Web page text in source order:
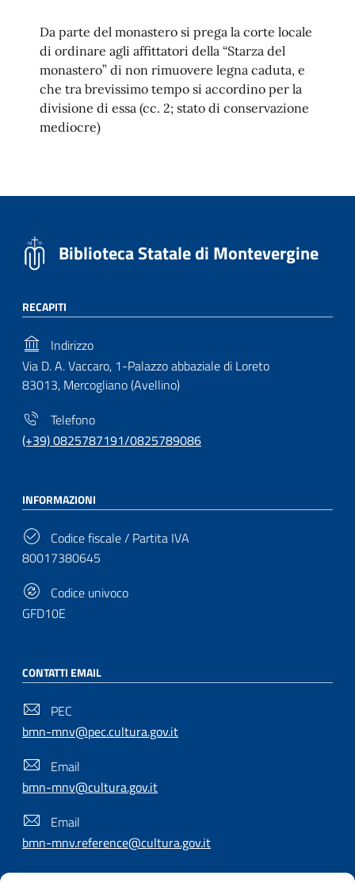
Da parte del monastero si prega la corte locale
di ordinare agli affittatori della “Starza del
monastero” di non rimuovere legna caduta, e
che tra brevissimo tempo si accordino per la
divisione di essa (cc. 2; stato di conservazione
mediocre)
Biblioteca Statale di Montevergine
RECAPITI
Indirizzo
Via D. A. Vaccaro, 1-Palazzo abbaziale di Loreto
83013, Mercogliano (Avellino)
Telefono
(+39) 0825787191/0825789086
INFORMAZIONI
Codice fiscale / Partita IVA
80017380645
Codice univoco
GFD10E
CONTATTI EMAIL
PEC
bmn-mnv@pec.cultura.gov.it
Email
bmn-mnv@cultura.gov.it
Email
bmn-mnv.reference@cultura.gov.it